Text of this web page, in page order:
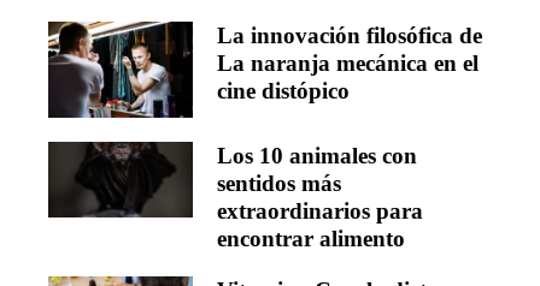
La innovación filosófica de
La naranja mecánica en el
cine distópico
Los 10 animales con
sentidos más
extraordinarios para
encontrar alimento